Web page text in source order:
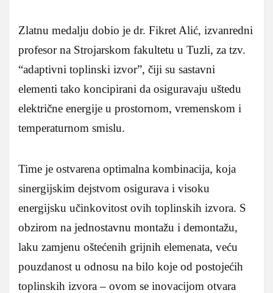
Zlatnu medalju dobio je dr. Fikret Alić, izvanredni
profesor na Strojarskom fakultetu u Tuzli, za tzv.
“adaptivni toplinski izvor”, čiji su sastavni
elementi tako koncipirani da osiguravaju uštedu
električne energije u prostornom, vremenskom i
temperaturnom smislu.
Time je ostvarena optimalna kombinacija, koja
sinergijskim dejstvom osigurava i visoku
energijsku učinkovitost ovih toplinskih izvora. S
obzirom na jednostavnu montažu i demontažu,
laku zamjenu oštećenih grijnih elemenata, veću
pouzdanost u odnosu na bilo koje od postojećih
toplinskih izvora – ovom se inovacijom otvara